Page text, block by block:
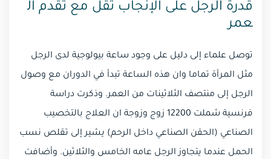
قدرة الرجل على الإنجاب تقل مع تقدم ال
عمر
توصل علماء إلى دليل على وجود ساعة بيولوجية لدى الرجل
مثل المرأة تماما وان هذه الساعة تبدأ في الدوران مع وصول
الرجل إلى منتصف الثلاثينات من العمر. وذكرت دراسة
فرنسية شملت 12200 زوج وزوجة ان العلاج بالتخصيب
الصناعي (الحقن الصناعي داخل الرحم) يشير إلى تقلص نسب
الحمل عندما يتجاوز الرجل عامه الخامس والثلاثين. وأضافت